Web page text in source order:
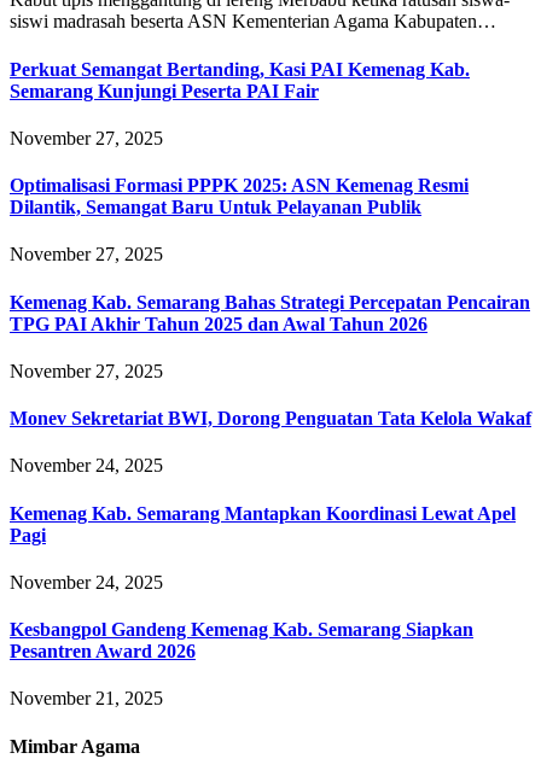
siswi madrasah beserta ASN Kementerian Agama Kabupaten…
Perkuat Semangat Bertanding, Kasi PAI Kemenag Kab.
Semarang Kunjungi Peserta PAI Fair
November 27, 2025
Optimalisasi Formasi PPPK 2025: ASN Kemenag Resmi
Dilantik, Semangat Baru Untuk Pelayanan Publik
November 27, 2025
Kemenag Kab. Semarang Bahas Strategi Percepatan Pencairan
TPG PAI Akhir Tahun 2025 dan Awal Tahun 2026
November 27, 2025
Monev Sekretariat BWI, Dorong Penguatan Tata Kelola Wakaf
November 24, 2025
Kemenag Kab. Semarang Mantapkan Koordinasi Lewat Apel
Pagi
November 24, 2025
Kesbangpol Gandeng Kemenag Kab. Semarang Siapkan
Pesantren Award 2026
November 21, 2025
Mimbar Agama